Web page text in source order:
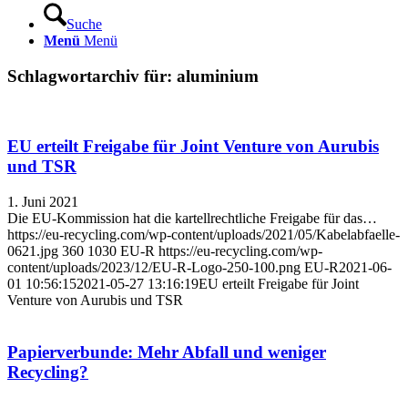
Suche
Menü Menü
Schlagwortarchiv für: aluminium
EU erteilt Freigabe für Joint Venture von Aurubis
und TSR
1. Juni 2021
Die EU-Kommission hat die kartellrechtliche Freigabe für das…
https://eu-recycling.com/wp-content/uploads/2021/05/Kabelabfaelle-
0621.jpg 360 1030 EU-R https://eu-recycling.com/wp-
content/uploads/2023/12/EU-R-Logo-250-100.png EU-R2021-06-
01 10:56:152021-05-27 13:16:19EU erteilt Freigabe für Joint
Venture von Aurubis und TSR
Papierverbunde: Mehr Abfall und weniger
Recycling?